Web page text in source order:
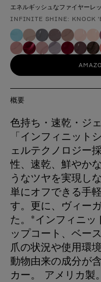
エネルギッシュなファイヤーレ
製品形態
INFINITE SHINE: KNOCK
概要
色持ち・速乾・ジ
「インフィニット
ェルテクノロジー
性、速乾、鮮やか
うなツヤを実現し
単にオフできる手
す。更に、ヴィー
た。*インフィニッ
ップコート、ベー
爪の状況や使用環
動物由来の成分が
カー。 アメリカ製。